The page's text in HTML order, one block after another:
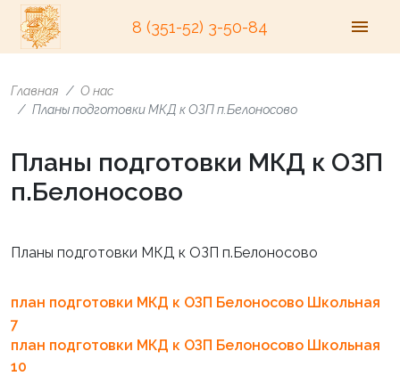
8 (351-52) 3-50-84
Главная
О нас
Планы подготовки МКД к ОЗП п.Белоносово
Планы подготовки МКД к ОЗП
п.Белоносово
Планы подготовки МКД к ОЗП п.Белоносово
план подготовки МКД к ОЗП Белоносово Школьная
7
план подготовки МКД к ОЗП Белоносово Школьная
10